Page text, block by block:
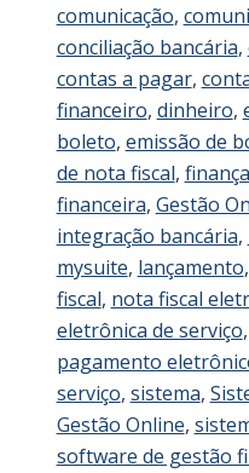
comunicação,
conciliação bancária,
contas a pagar,
financeiro, dinheiro,
boleto, emissão de
de nota fiscal,
financeira, Gestão
integração bancária,
mysuite, lançamento,
fiscal, nota fiscal
eletrônica de serviço,
pagamento
serviço, sistema,
Gestão Online,
software de gestão